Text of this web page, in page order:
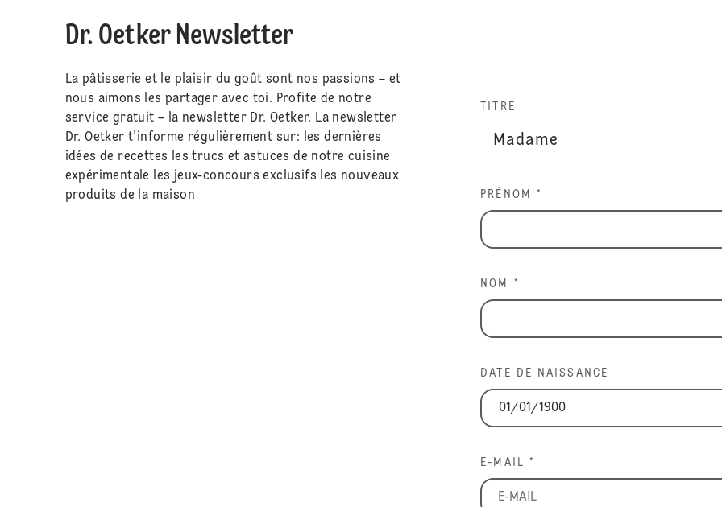
Dr. Oetker Newsletter
La pâtisserie et le plaisir du goût sont nos passions – et
nous aimons les partager avec toi. Profite de notre
service gratuit – la newsletter Dr. Oetker. La newsletter
Dr. Oetker t'informe régulièrement sur: les dernières
idées de recettes les trucs et astuces de notre cuisine
expérimentale les jeux-concours exclusifs les nouveaux
produits de la maison
TITRE
PRÉNOM *
NOM *
DATE DE NAISSANCE
E-MAIL *